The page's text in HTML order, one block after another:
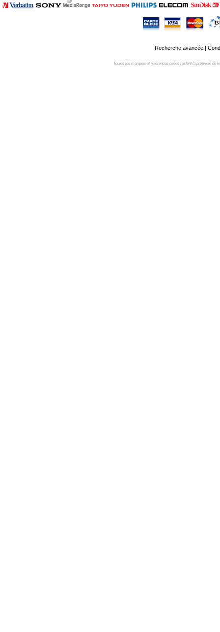
Recherche avancée|
Toutes les marques et références citées restent la propriété de